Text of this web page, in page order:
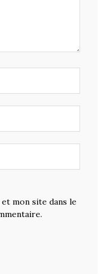
mon site dans le